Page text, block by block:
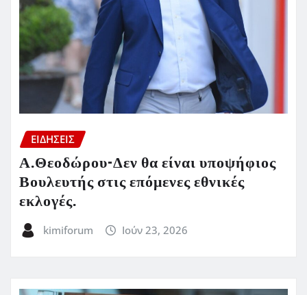
ΕΙΔΗΣΕΙΣ
Α.Θεοδώρου-Δεν θα είναι υποψήφιος
Βουλευτής στις επόμενες εθνικές
εκλογές.
kimiforum Ιούν 23, 2026